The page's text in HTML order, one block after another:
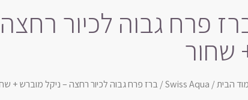
פרח גבוה לכיור
שחור
הבית/
Swiss Aqua/ ברז פרח גבוה לכיור רחצה – ניקל מוברש +